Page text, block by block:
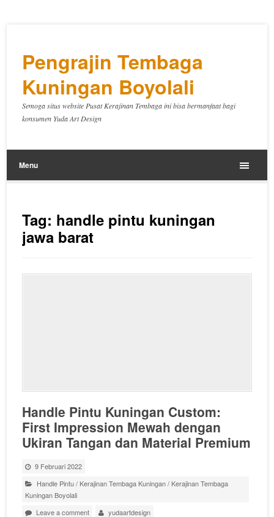
Pengrajin Tembaga
Kuningan Boyolali
Semoga situs website Pusat Kerajinan Tembaga ini bisa bermanfaat bagi
konsumen Yuda Art Design
Menu
Tag: handle pintu kuningan
jawa barat
Handle Pintu Kuningan Custom:
First Impression Mewah dengan
Ukiran Tangan dan Material Premium
9 Februari 2022
Handle Pintu/ Kerajinan Tembaga Kuningan/ Kerajinan Tembaga
Kuningan Boyolali
Leave a comment
yudaartdesign